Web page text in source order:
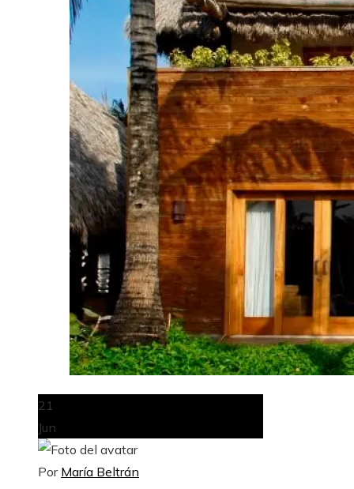
21
Jun
Por María Beltrán